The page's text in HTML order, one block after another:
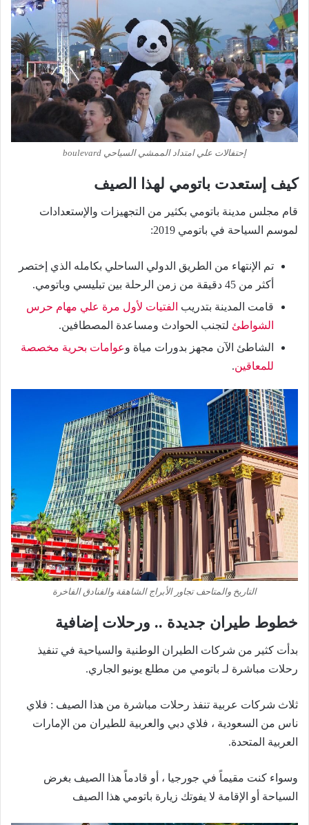
إحتفالات علي امتداد الممشي السياحي boulevard
كيف إستعدت باتومي لهذا الصيف
قام مجلس مدينة باتومي بكثير من التجهيزات والإستعدادات
لموسم السياحة في باتومي 2019:
تم الإنتهاء من الطريق الدولي الساحلي بكامله الذي إختصر
أكثر من 45 دقيقة من زمن الرحلة بين تبليسي وباتومي.
قامت المدينة بتدريب الفتيات لأول مرة علي مهام حرس
الشواطئ لتجنب الحوادث ومساعدة المصطافين.
الشاطئ الآن مجهز بدورات مياة وعوامات بحرية مخصصة
للمعاقين.
التاريخ والمتاحف تجاور الأبراج الشاهقة والفنادق الفاخرة
خطوط طيران جديدة .. ورحلات إضافية
بدأت كثير من شركات الطيران الوطنية والسياحية في تنفيذ
رحلات مباشرة لـ باتومي من مطلع يونيو الجاري.
ثلاث شركات عربية تنفذ رحلات مباشرة من هذا الصيف : فلاي
ناس من السعودية ، فلاي دبي والعربية للطيران من الإمارات
العربية المتحدة.
وسواء كنت مقيماً في جورجيا ، أو قادماً هذا الصيف بغرض
السياحة أو الإقامة لا يفوتك زيارة باتومي هذا الصيف